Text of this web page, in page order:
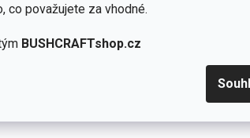
co považujete za vhodné.
BUSHCRAFTshop.cz
6,5 6,5 6,5